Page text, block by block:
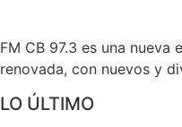
FM CB 97.3 es una
renovada, con nuevos y
LO ÚLTIMO